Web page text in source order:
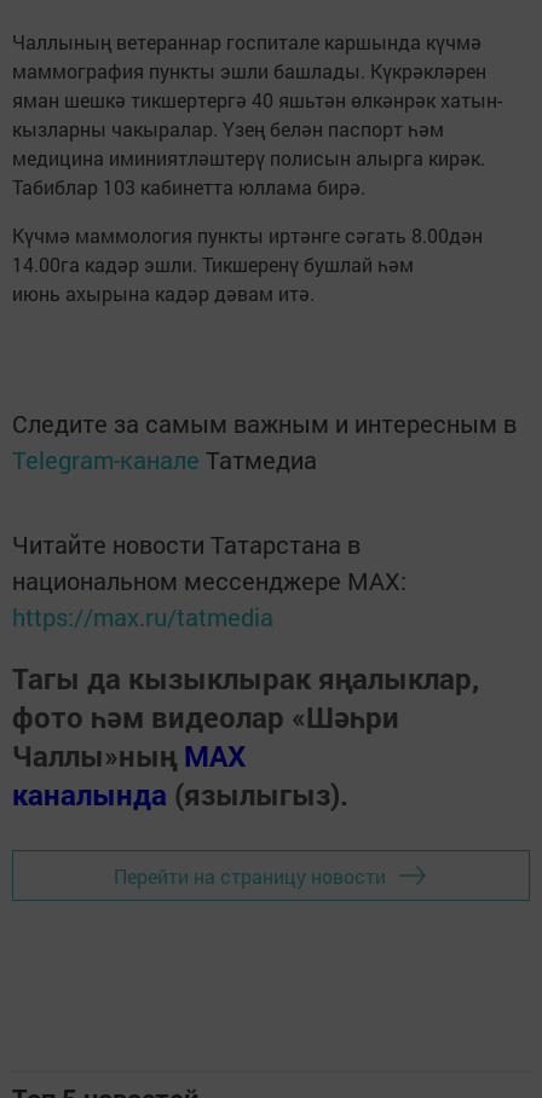
Чаллының ветераннар госпитале каршында күчмә
маммография пункты эшли башлады. Күкрәкләрен
яман шешкә тикшертергә 40 яшьтән өлкәнрәк хатын-
кызларны чакыралар. Үзең белән паспорт һәм
медицина иминиятләштерү полисын алырга кирәк.
Табиблар 103 кабинетта юллама бирә.
Күчмә маммология пункты иртәнге сәгать 8.00дән
14.00га кадәр эшли. Тикшеренү бушлай һәм
июнь ахырына кадәр дәвам итә.
Следите за самым важным и интересным в
Telegram-канале Татмедиа
Читайте новости Татарстана в
национальном мессенджере MАХ:
https://max.ru/tatmedia
Тагы да кызыклырак яңалыклар,
фото һәм видеолар «Шәһри
Чаллы»ның MAX
каналында (язылыгыз).
Перейти на страницу новости